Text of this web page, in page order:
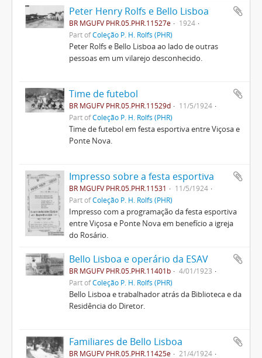
Peter Henry Rolfs e Bello Lisboa
BR MGUFV PHR.05.PHR.11527e
1924
Part ofColeção P. H. Rolfs (PHR)
Peter Rolfs e Bello Lisboa ao lado de outras
pessoas em um vilarejo desconhecido.
Time de futebol
BR MGUFV PHR.05.PHR.11529d
11/5/1924
Part ofColeção P. H. Rolfs (PHR)
Time de futebol em festa esportiva entre Viçosa e
Ponte Nova.
Impresso sobre a festa esportiva
BR MGUFV PHR.05.PHR.11531
11/5/1924
Part ofColeção P. H. Rolfs (PHR)
Impresso com a programação da festa esportiva
entre Viçosa e Ponte Nova em benefício a igreja
do Rosário.
Bello Lisboa e operário da ESAV
BR MGUFV PHR.05.PHR.11401b
4/01/1923
Part ofColeção P. H. Rolfs (PHR)
Bello Lisboa e trabalhador atrás da Biblioteca e da
Residência do Diretor.
Familiares de Bello Lisboa
BR MGUFV PHR.05.PHR.11425e
21/4/1924